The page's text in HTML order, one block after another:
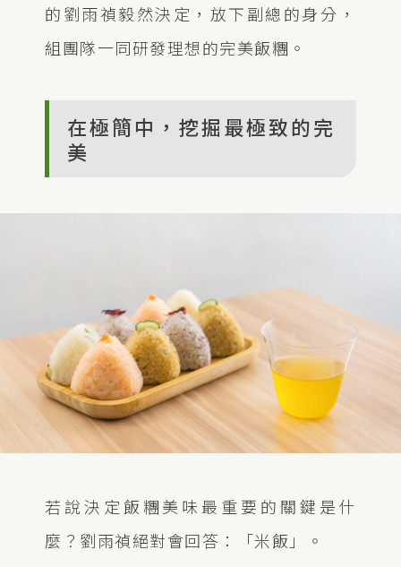
的劉雨禎毅然決定，放下副總的身分，
組團隊一同研發理想的完美飯糰。
在極簡中，挖掘最極致的完
美
若說決定飯糰美味最重要的關鍵是什
麼？劉雨禎絕對會回答：「米飯」。